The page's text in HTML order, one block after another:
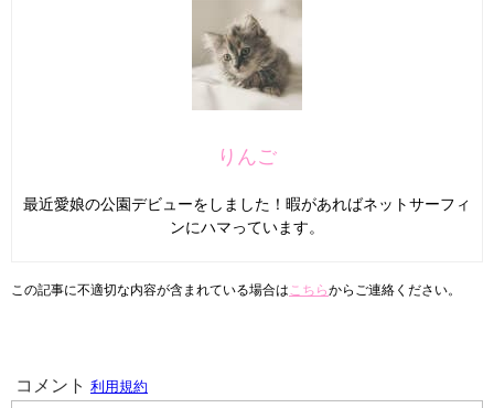
りんご
最近愛娘の公園デビューをしました！暇があればネットサーフィ
ンにハマっています。
この記事に不適切な内容が含まれている場合は こちらからご連絡ください。